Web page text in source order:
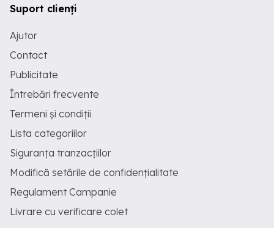
Suport clienți
Ajutor
Contact
Publicitate
Întrebări frecvente
Termeni și condiții
Lista categoriilor
Siguranța tranzacțiilor
Modifică setările de confidențialitate
Regulament Campanie
Livrare cu verificare colet